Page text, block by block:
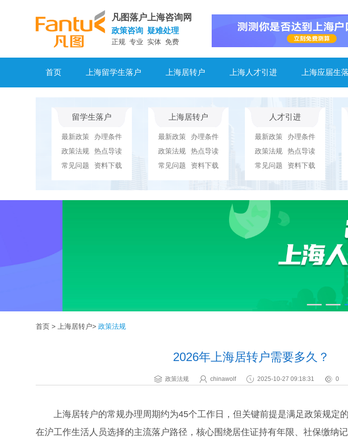
凡图落户上海咨询网
政策咨询 疑难处理
正规 专业 实体 免费
首页 上海留学生落户 上海居转户 上海人才引进 上海应届生
留学生落户
最新政策
办理条件
政策法规
热点导读
常见问题
资料下载
上海居转户
最新政策
办理条件
政策法规
热点导读
常见问题
资料下载
人才引进
最新政策
办理条件
政策法规
热点导读
常见问题
资料下载
首页 > 上海居转户> 政策法规
2026年上海居转户需要多久？
政策法规 chinawolf 2025-10-27 09:18:31 0
上海居转户的常规办理周期约为45个工作日，但关键前提是满足政策规定
在沪工作生活人员选择的主流落户路径，核心围绕居住证持有年限、社保缴纳